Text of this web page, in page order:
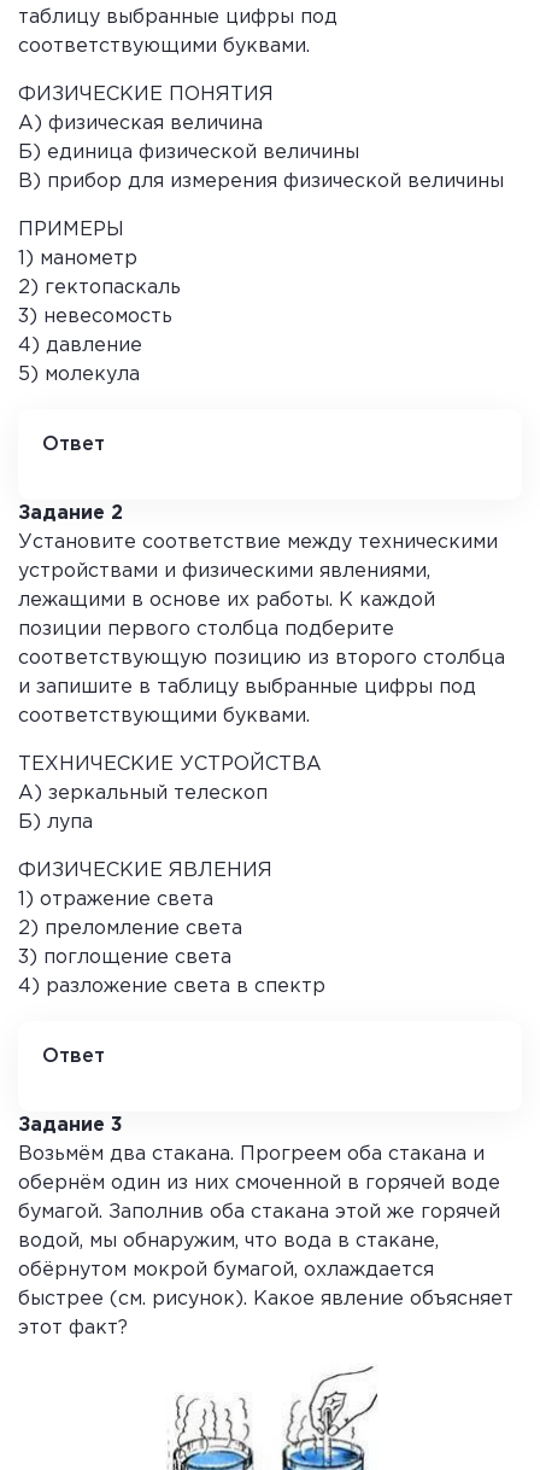
таблицу выбранные цифры под
соответствующими буквами.
ФИЗИЧЕСКИЕ ПОНЯТИЯ
А) физическая величина
Б) единица физической величины
В) прибор для измерения физической величины
ПРИМЕРЫ
1) манометр
2) гектопаскаль
3) невесомость
4) давление
5) молекула
Ответ
Задание 2
Установите соответствие между техническими
устройствами и физическими явлениями,
лежащими в основе их работы. К каждой
позиции первого столбца подберите
соответствующую позицию из второго столбца
и запишите в таблицу выбранные цифры под
соответствующими буквами.
ТЕХНИЧЕСКИЕ УСТРОЙСТВА
А) зеркальный телескоп
Б) лупа
ФИЗИЧЕСКИЕ ЯВЛЕНИЯ
1) отражение света
2) преломление света
3) поглощение света
4) разложение света в спектр
Ответ
Задание 3
Возьмём два стакана. Прогреем оба стакана и
обернём один из них смоченной в горячей воде
бумагой. Заполнив оба стакана этой же горячей
водой, мы обнаружим, что вода в стакане,
обёрнутом мокрой бумагой, охлаждается
быстрее (см. рисунок). Какое явление объясняет
этот факт?